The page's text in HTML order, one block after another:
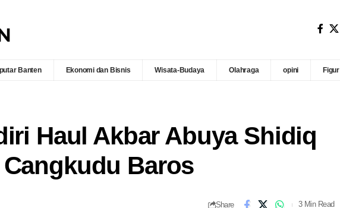
Banten Ekonomi dan Bisnis Wisata-Budaya Olahraga opini Figur
Haul Akbar Abuya Shidiq
Cangkudu Baros
Share 3 Min Read